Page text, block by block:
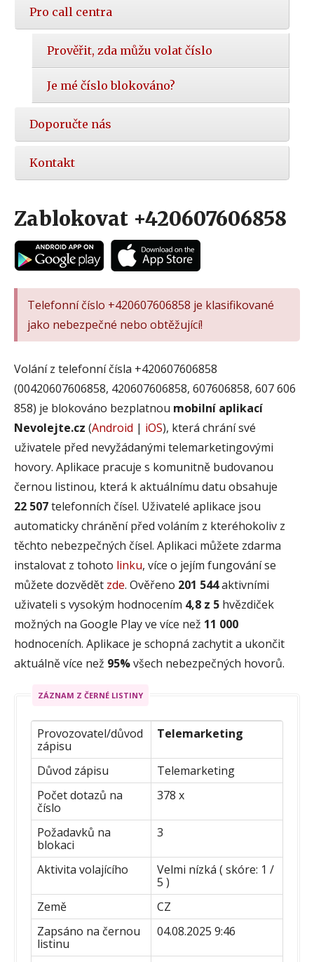
Pro call centra
Prověřit, zda můžu volat číslo
Je mé číslo blokováno?
Doporučte nás
Kontakt
Zablokovat +420607606858
Telefonní číslo +420607606858 je klasifikované
jako nebezpečné nebo obtěžující!
Volání z telefonní čísla +420607606858
(00420607606858, 420607606858, 607606858, 607 606
858) je blokováno bezplatnou mobilní aplikací
Nevolejte.cz (Android | iOS), která chrání své
uživatele před nevyžádanými telemarketingovými
hovory. Aplikace pracuje s komunitně budovanou
černou listinou, která k aktuálnímu datu obsahuje
22 507telefonních čísel. Uživatelé aplikace jsou
automaticky chránění před voláním z kteréhokoliv z
těchto nebezpečných čísel. Aplikaci můžete zdarma
instalovat z tohoto linku, více o jejím fungování se
můžete dozvědět zde. Ověřeno 201 544aktivními
uživateli s vysokým hodnocením 4,8 z 5 hvězdiček
možných na Google Play ve více než 11 000
hodnoceních. Aplikace je schopná zachytit a ukončit
aktuálně více než 95%všech nebezpečných hovorů.
ZÁZNAM Z ČERNÉ LISTINY
Provozovatel/důvod
zápisu
Telemarketing
Důvod zápisu
Telemarketing
Počet dotazů na
číslo
378 x
Požadavků na
blokaci
3
Aktivita volajícího
Velmi nízká ( skóre: 1 /
5 )
Země
CZ
Zapsáno na černou
listinu
04.08.2025 9:46